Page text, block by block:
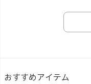
おすすめアイテム